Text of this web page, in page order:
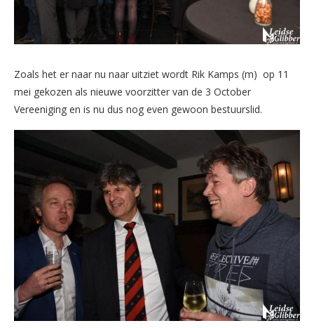
Zoals het er naar nu naar uitziet wordt Rik Kamps (m) op 11
mei gekozen als nieuwe voorzitter van de 3 October
Vereeniging en is nu dus nog even gewoon bestuurslid.